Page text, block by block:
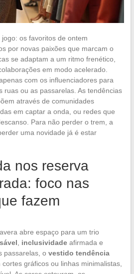
os favoritos de ontem
por novas paixões que marcam o
se adaptam a um ritmo frenético,
em modo acelerado.
com os influenciadores para
ruas ou as passarelas. As tendências
através de comunidades
em captar a onda, ou redes que
Para não perder o trem, a
uma novidade já é estar
nos reserva
foco nas
fazem
abre espaço para um trio
inclusividadeafirmada e
passarelas, o vestido tendência
gráficos ou linhas minimalistas,